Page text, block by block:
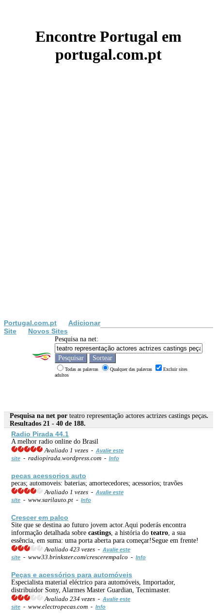
Encontre Portugal em
portugal.com.pt
Portugal.com.pt
Adicionar
Site
Novos Sites
Pesquisa na net:
Todas as palavras Qualquer das palavras
Excluir sites
adultos
Pesquisa na net por teatro representação actores actrizes castings peças.
Resultados 21 - 40 de 188.
Radio Pirada 44.1
A melhor radio online do Brasil
Avaliado 1 vezes - Avalie este
site - radiopirada.wordpress.com - Info
pecas acessorios auto
pecas; automoveis: baterias; amortecedores; acessorios; travões
Avaliado 1 vezes - Avalie este
site - www.sarilauto.pt - Info
Crescer em palco
Site que se destina ao futuro jovem actor.Aqui poderás encontra
informação detalhada sobre castings , a história do teatro , a sua
essência, em suma: uma porta aberta para começar!Segue em frente!
Avaliado 423 vezes - Avalie este
site - www33.brinkster.com/crescerempalco - Info
Peças e acessórios para automóveis
Especialista material eléctrico para automóveis, Importador,
distribuidor Sony, Alarmes Master Guardian, Tecnimaster.
Avaliado 234 vezes - Avalie este
site - www.electropecas.com - Info